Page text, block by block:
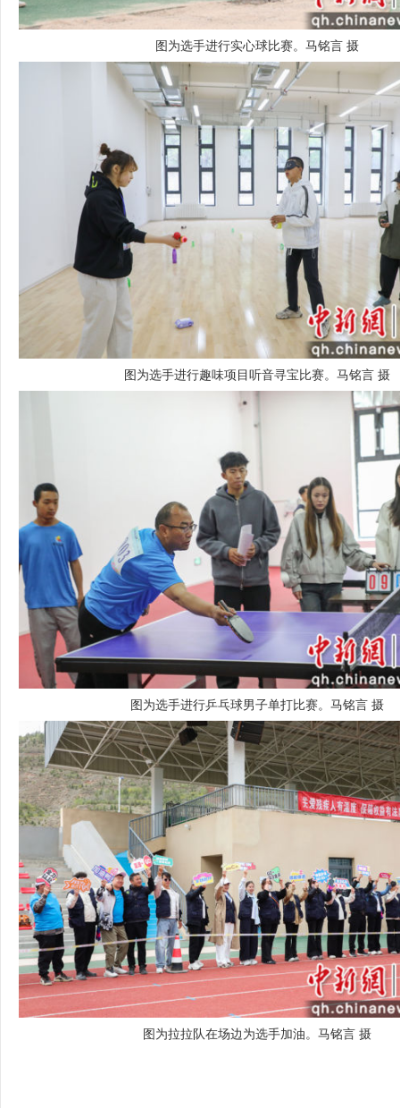
图为选手进行实心球比赛。马铭言 摄
图为选手进行趣味项目听音寻宝比赛。马铭言 摄
图为选手进行乒乓球男子单打比赛。马铭言 摄
图为拉拉队在场边为选手加油。马铭言 摄